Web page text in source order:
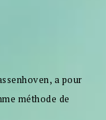
a pour
méthode de